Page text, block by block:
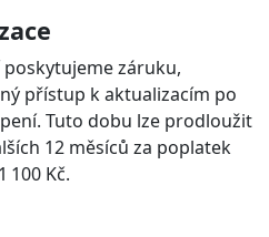
záruku,
přístup k aktualizacím po
Tuto dobu lze prodloužit
12 měsíců za poplatek
100 Kč.